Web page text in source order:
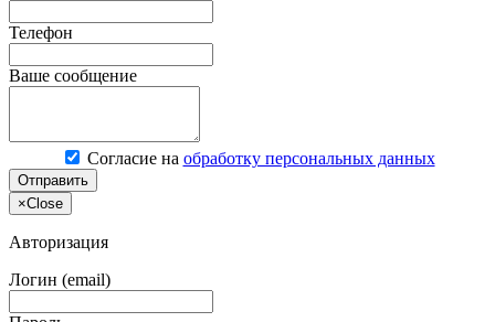
Телефон
Ваше сообщение
Согласие на обработку персональных данных
Отправить
×Close
Авторизация
Логин (email)